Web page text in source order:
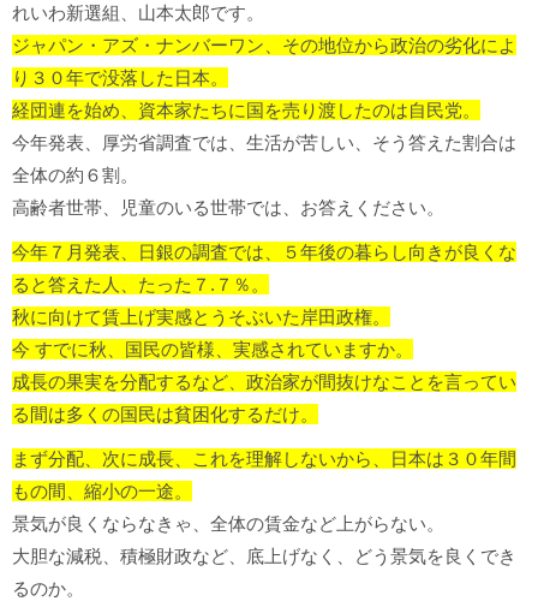
れいわ新選組、山本太郎です。
ジャパン・アズ・ナンバーワン、その地位から政治の劣化によ
り３０年で没落した日本。
経団連を始め、資本家たちに国を売り渡したのは自民党。
今年発表、厚労省調査では、生活が苦しい、そう答えた割合は
全体の約６割。
高齢者世帯、児童のいる世帯では、お答えください。
今年７月発表、日銀の調査では、５年後の暮らし向きが良くな
ると答えた人、たった７.７％。
秋に向けて賃上げ実感とうそぶいた岸田政権。
今 すでに秋、国民の皆様、実感されていますか。
成長の果実を分配するなど、政治家が間抜けなことを言ってい
る間は多くの国民は貧困化するだけ。
まず分配、次に成長、これを理解しないから、日本は３０年間
もの間、縮小の一途。
景気が良くならなきゃ、全体の賃金など上がらない。
大胆な減税、積極財政など、底上げなく、どう景気を良くでき
るのか。